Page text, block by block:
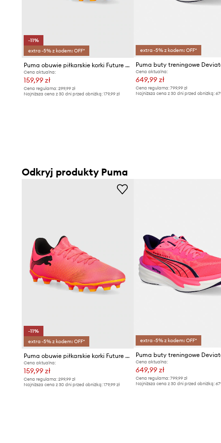
-11%
extra -5% z kodem: OFF*
Puma obuwie piłkarskie korki Future 7 Play
Cena aktualna:
159,99 zł
Cena regularna: 299,99 zł
Najniższa cena z 30 dni przed obniżką: 179,99 zł
extra -5% z kodem: OFF*
Cena aktualna:
649,99 zł
Cena regularna:799,99 zł
Najniższa cena z 30 dni przed obniżką:
Odkryj produkty Puma
-11%
extra -5% z kodem: OFF*
Puma obuwie piłkarskie korki Future 7 Play
Cena aktualna:
159,99 zł
Cena regularna: 299,99 zł
Najniższa cena z 30 dni przed obniżką: 179,99 zł
extra -5% z kodem: OFF*
Cena aktualna:
649,99 zł
Cena regularna:799,99 zł
Najniższa cena z 30 dni przed obniżką: